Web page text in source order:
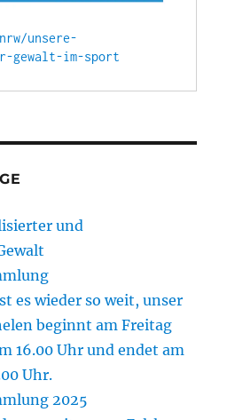
unsere-
gewalt-im-sport
und
es wieder so weit, unser
beginnt am Freitag
16.00 Uhr und endet am
Uhr.
2025